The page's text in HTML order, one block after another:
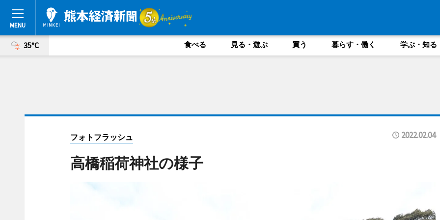
35°C 食べる 見る・遊ぶ 買う 暮らす・働く 学ぶ・知る
フォトフラッシュ 2022.02.04
高橋稲荷神社の様子